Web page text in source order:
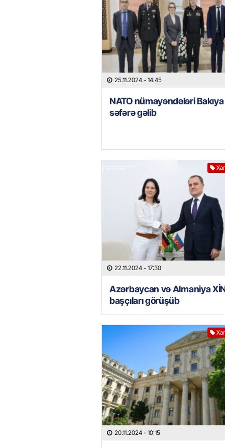
25.11.2024 - 14:45
NATO nümayəndələri Bakıya
səfərə gəlib
22.11.2024 - 17:30
Azərbaycan və Almaniya
başçıları görüşüb
20.11.2024 - 10:15